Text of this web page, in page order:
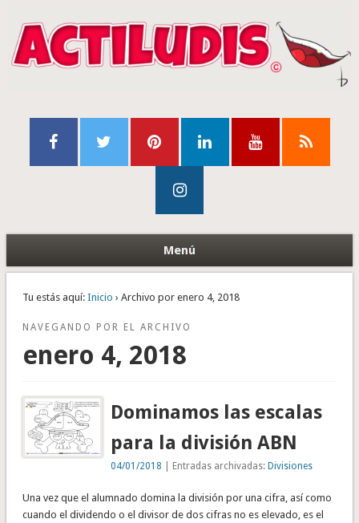
Menú
Tu estás aquí: Inicio › Archivo por enero 4, 2018
NAVEGANDO POR EL ARCHIVO
enero 4, 2018
Dominamos las escalas
para la división ABN
04/01/2018 | Entradas archivadas:Divisiones
Una vez que el alumnado domina la división por una cifra, así como
cuando el dividendo o el divisor de dos cifras no es elevado, es el